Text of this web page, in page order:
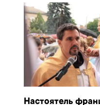
Настоятель